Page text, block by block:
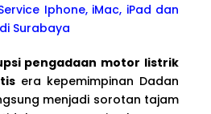
Iphone, iMac, iPad dan
Surabaya
pengadaan motor listrik
era kepemimpinan Dadan
menjadi sorotan tajam